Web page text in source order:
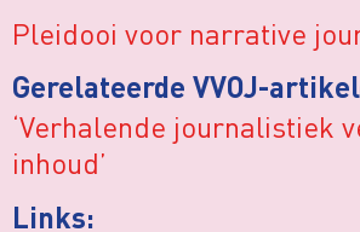
Pleidooi voor narrative
Gerelateerde VVOJ-
‘Verhalende journalistiek
inhoud’
Links: